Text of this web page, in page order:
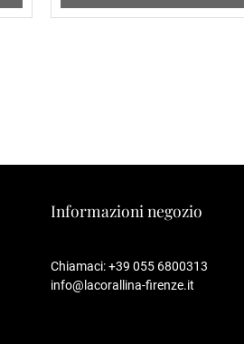
Informazioni negozio
Chiamaci:+39 055 6800313
info@lacorallina-firenze.it